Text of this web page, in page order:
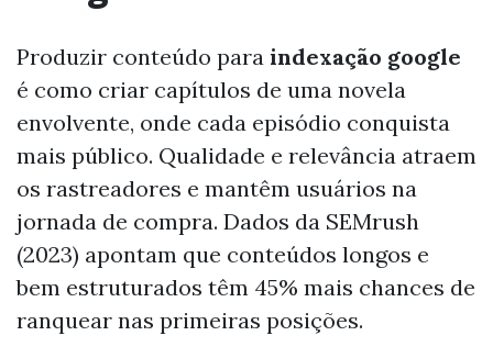
Produzir conteúdo para indexação google
é como criar capítulos de uma novela
envolvente, onde cada episódio conquista
mais público. Qualidade e relevância atraem
os rastreadores e mantêm usuários na
jornada de compra. Dados da SEMrush
(2023) apontam que conteúdos longos e
bem estruturados têm 45% mais chances de
ranquear nas primeiras posições.